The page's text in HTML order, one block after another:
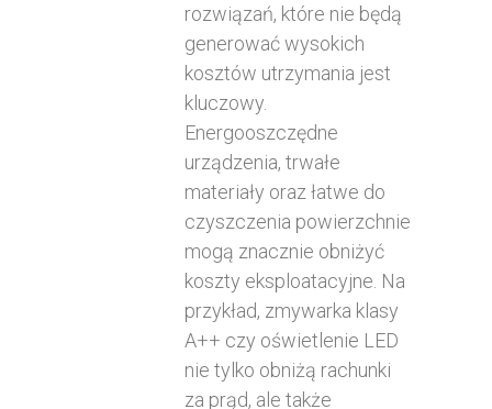
rozwiązań, które nie będą
generować wysokich
kosztów utrzymania jest
kluczowy.
Energooszczędne
urządzenia, trwałe
materiały oraz łatwe do
czyszczenia powierzchnie
mogą znacznie obniżyć
koszty eksploatacyjne. Na
przykład, zmywarka klasy
A++ czy oświetlenie LED
nie tylko obniżą rachunki
za prąd, ale także